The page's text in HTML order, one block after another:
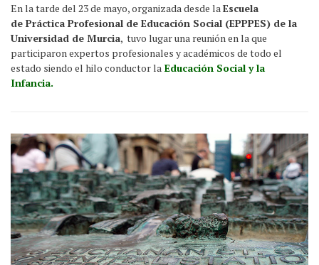
En la tarde del 23 de mayo, organizada desde laEscuela
de Práctica Profesional de Educación Social (EPPPES) de la
Universidad de Murcia, tuvo lugar una reunión en la que
participaron expertos profesionales y académicos de todo el
estado siendo el hilo conductor la Educación Social y la
Infancia.